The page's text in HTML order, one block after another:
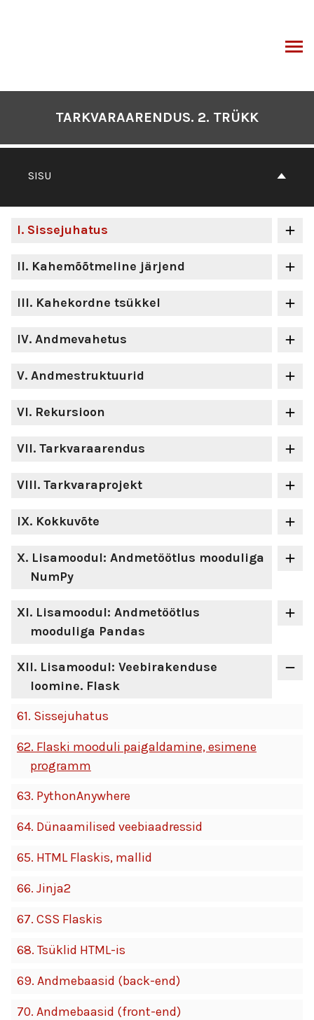
SISU
I. Sissejuhatus
II. Kahemõõtmeline järjend
III. Kahekordne tsükkel
IV. Andmevahetus
V. Andmestruktuurid
VI. Rekursioon
VII. Tarkvaraarendus
VIII. Tarkvaraprojekt
IX. Kokkuvõte
X. Lisamoodul: Andmetöötlus mooduliga
NumPy
XI. Lisamoodul: Andmetöötlus
mooduliga Pandas
XII. Lisamoodul: Veebirakenduse
loomine. Flask
61. Sissejuhatus
62. Flaski mooduli paigaldamine, esimene
programm
63. PythonAnywhere
64. Dünaamilised veebiaadressid
65. HTML Flaskis, mallid
66. Jinja2
67. CSS Flaskis
68. Tsüklid HTML-is
69. Andmebaasid (back-end)
70. Andmebaasid (front-end)
TARKVARAARENDUS. 2. TRÜKK